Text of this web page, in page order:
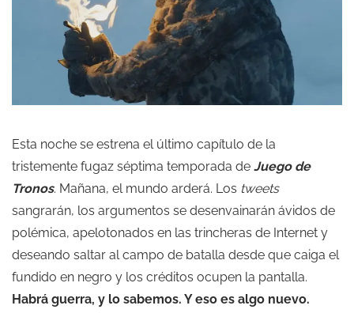
Esta noche se estrena el último capítulo de la
tristemente fugaz séptima temporada de Juego de
Tronos. Mañana, el mundo arderá. Los tweets
sangrarán, los argumentos se desenvainarán ávidos de
polémica, apelotonados en las trincheras de Internet y
deseando saltar al campo de batalla desde que caiga el
fundido en negro y los créditos ocupen la pantalla.
Habrá guerra, y lo sabemos. Y eso es algo nuevo.